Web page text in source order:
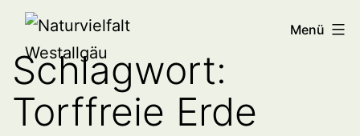
Zum
springen
Naturvielfalt
Westallgäu
Menü
Schlagwort:
Torffreie Erde